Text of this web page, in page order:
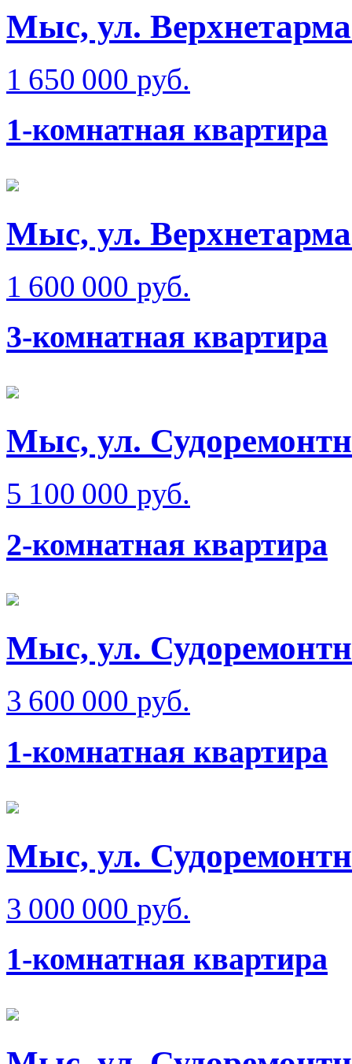
Мыс, ул.
1 650 000 руб.
1-комнатная квартира
Мыс, ул.
1 600 000 руб.
3-комнатная квартира
Мыс, ул.
5 100 000 руб.
2-комнатная квартира
Мыс, ул.
3 600 000 руб.
1-комнатная квартира
Мыс, ул.
3 000 000 руб.
1-комнатная квартира